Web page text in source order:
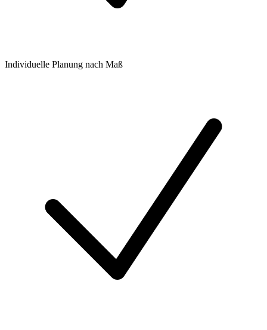
Individuelle Planung nach Maß